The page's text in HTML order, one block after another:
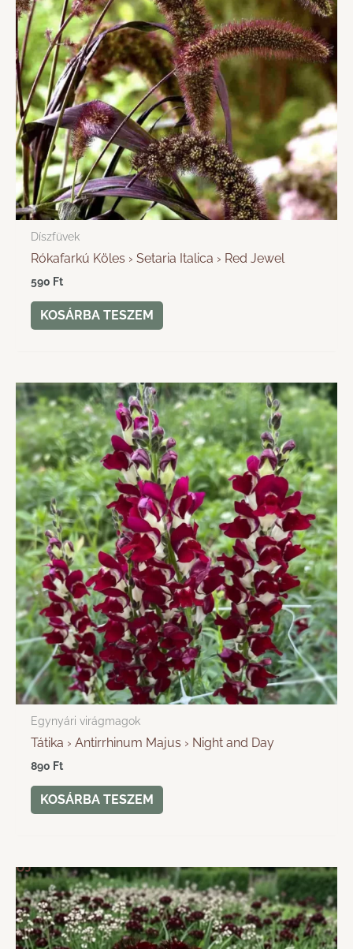
Díszfüvek
Rókafarkú Köles › Setaria Italica › Red Jewel
590 Ft
KOSÁRBA TESZEM
Egynyári virágmagok
Tátika › Antirrhinum Majus › Night and Day
890 Ft
KOSÁRBA TESZEM
ÚJ